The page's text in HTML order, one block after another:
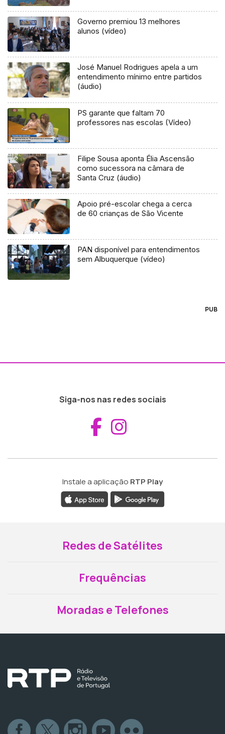
Governo premiou 13 melhores
alunos (vídeo)
José Manuel Rodrigues apela a um
entendimento mínimo entre partidos
(áudio)
PS garante que faltam 70
professores nas escolas (Vídeo)
Filipe Sousa aponta Élia Ascensão
como sucessora na câmara de
Santa Cruz (áudio)
Apoio pré-escolar chega a cerca
de 60 crianças de São Vicente
PAN disponível para entendimentos
sem Albuquerque (vídeo)
PUB
Siga-nos nas redes sociais
Aceder ao
Instale a aplicação RTP Play
Redes de Satélites
Frequências
Moradas e Telefones